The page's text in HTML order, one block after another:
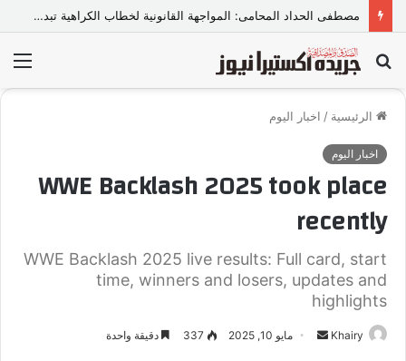
مصطفى الحداد المحامى: المواجهة القانونية لخطاب الكراهية تبدأ بتشريع واضح ووعي مجتمعي
بحث
عن
الرئيسية / اخبار اليوم
اخبار اليوم
WWE Backlash 2025 took place
recently
WWE Backlash 2025 live results: Full card, start
time, winners and losers, updates and
highlights
Khairy مايو 10, 2025 337 دقيقة واحدة